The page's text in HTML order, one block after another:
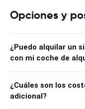
Opciones y
¿Puedo alquilar un
con mi coche de
¿Cuáles son los
adicional?